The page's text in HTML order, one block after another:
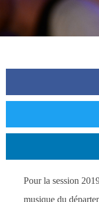
Pour la session
musique du